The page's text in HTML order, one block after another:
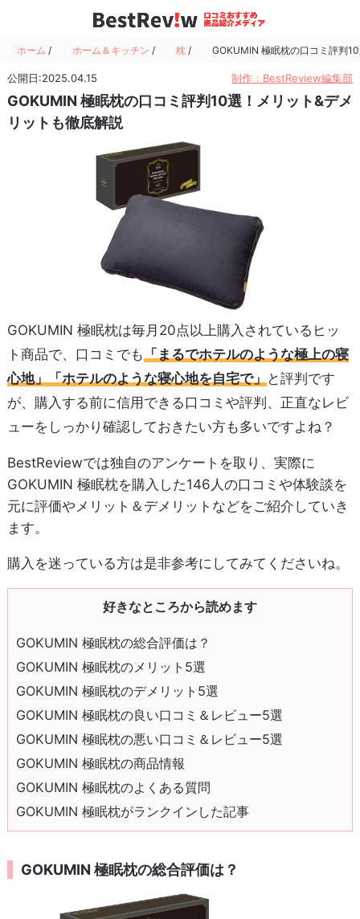
ホーム / ホーム＆キッチン / 枕 / GOKUMIN 極眠枕の口コミ評判
公開日:2025.04.15 制作：BestReview編集部
GOKUMIN 極眠枕の口コミ評判10選！メリット&デメ
リットも徹底解説
GOKUMIN 極眠枕は毎月20点以上購入されているヒッ
ト商品で、口コミでも「まるでホテルのような極上の寝
心地」「ホテルのような寝心地を自宅で」と評判です
が、購入する前に信用できる口コミや評判、正直なレビ
ューをしっかり確認しておきたい方も多いですよね？
BestReviewでは独自のアンケートを取り、実際に
GOKUMIN 極眠枕を購入した146人の口コミや体験談を
元に評価やメリット＆デメリットなどをご紹介していき
ます。
購入を迷っている方は是非参考にしてみてくださいね。
好きなところから読めます
GOKUMIN 極眠枕の総合評価は？
GOKUMIN 極眠枕のメリット5選
GOKUMIN 極眠枕のデメリット5選
GOKUMIN 極眠枕の良い口コミ＆レビュー5選
GOKUMIN 極眠枕の悪い口コミ＆レビュー5選
GOKUMIN 極眠枕の商品情報
GOKUMIN 極眠枕のよくある質問
GOKUMIN 極眠枕がランクインした記事
GOKUMIN 極眠枕の総合評価は？